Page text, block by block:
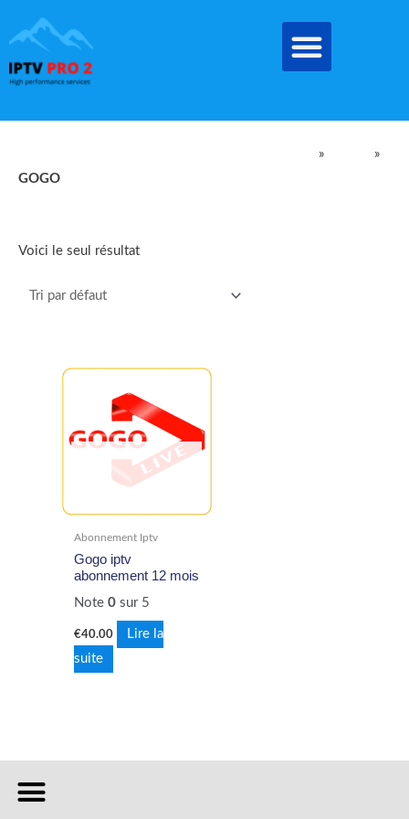
au
contenu
»
»
GOGO
Voici le seul résultat
EN RUPTURE DE
STOCK
Abonnement Iptv
Gogo iptv
abonnement 12 mois
Note0 sur 5
€40.00
Lire la
suite